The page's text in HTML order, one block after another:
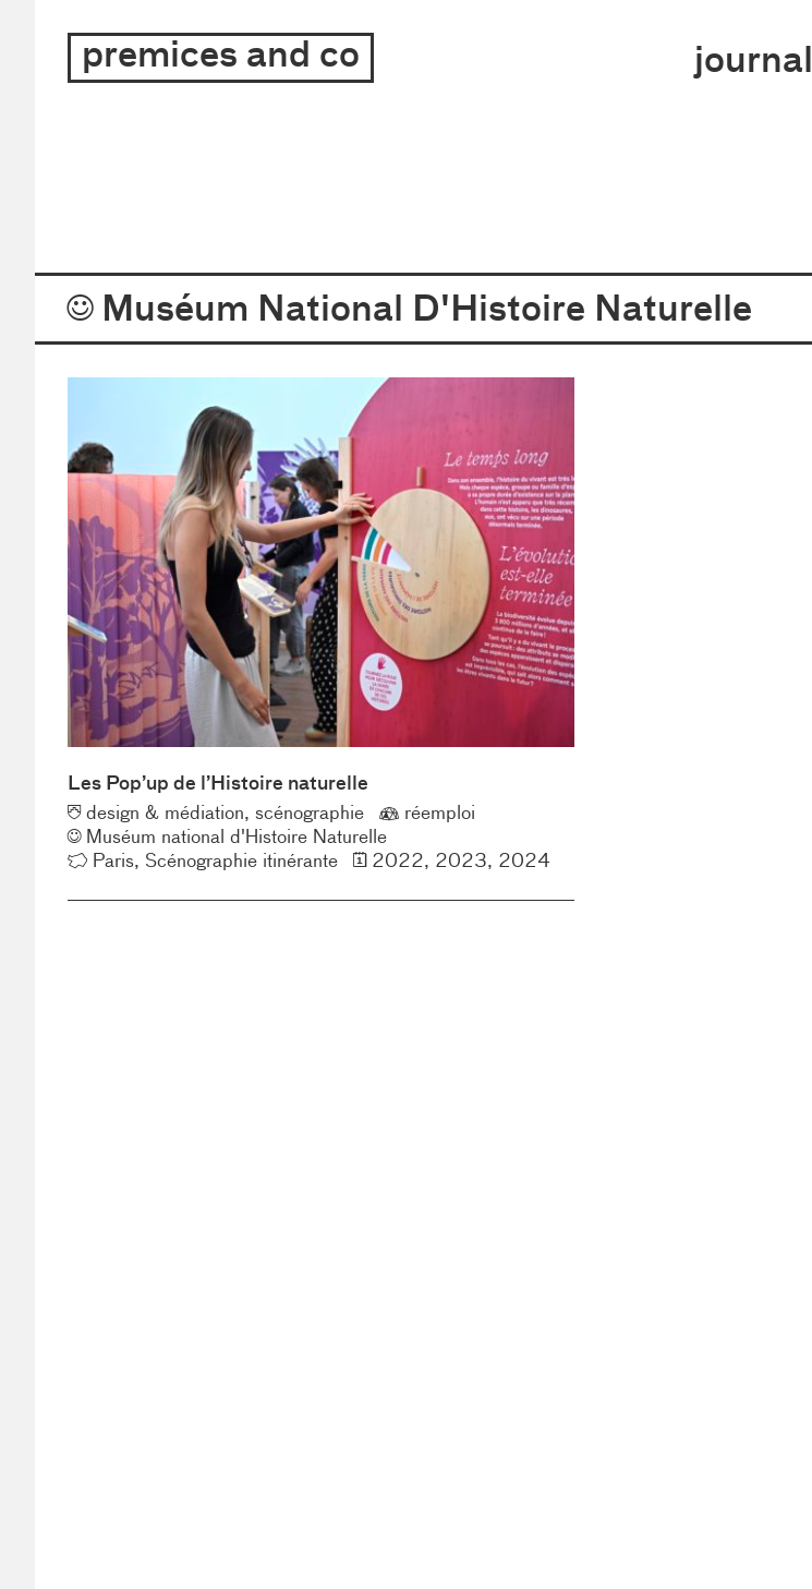
premices and co
–
journal
Projets
Muséum National D'Histoire Naturelle
Les Pop’up de l’Histoire naturelle
Typologie
design & médiation scénographie
Éco-
réemploi
Client
Muséum national d'Histoire Naturelle
Lieu
Paris Scénographie itinérante Année
2022 2023 2024